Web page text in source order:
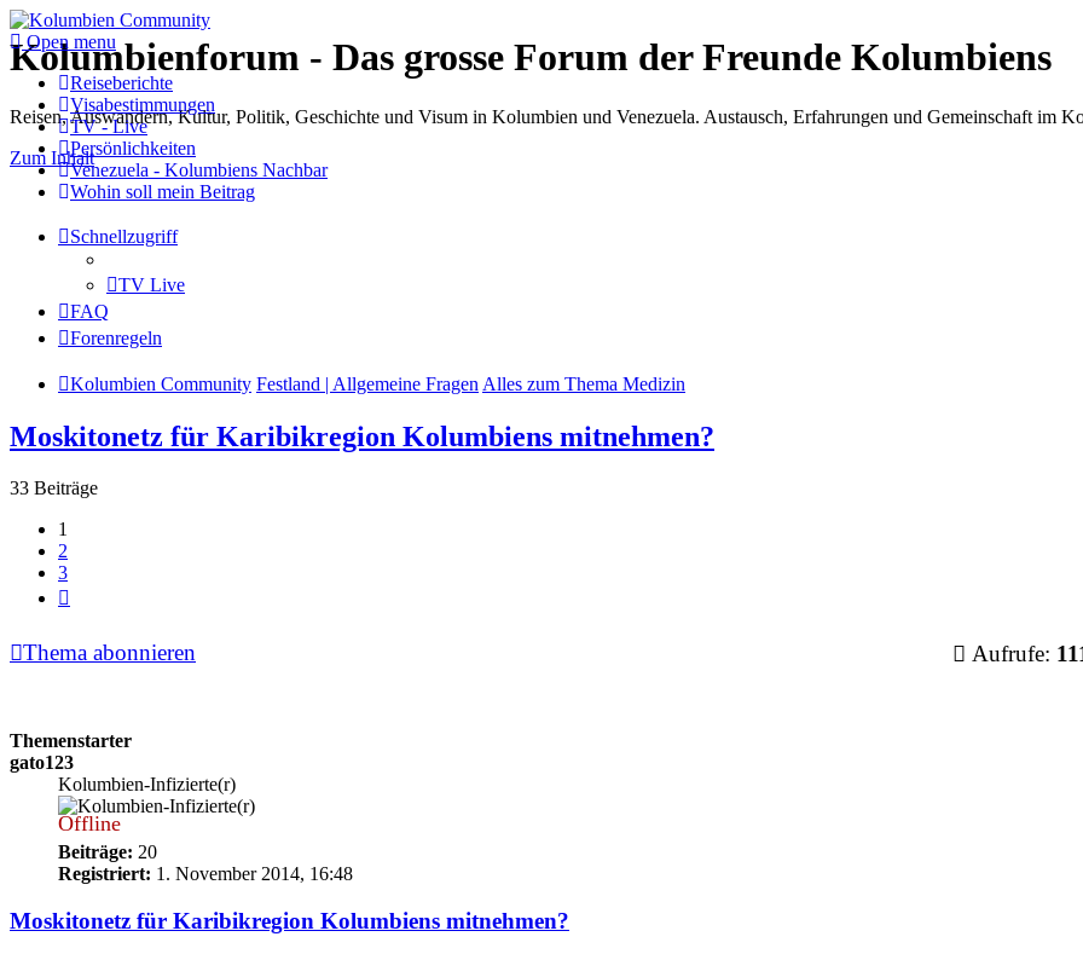
Kolumbienforum - Das grosse Forum der Freunde Kolumbiens
Reisen, Auswandern, Kultur, Politik, Geschichte und Visum in Kolumbien und Venezuela. Austausch, Erfahrungen und Gemeinschaft im
Zum Inhalt
Open menu
Reiseberichte
Visabestimmungen
TV - Live
Persönlichkeiten
Venezuela - Kolumbiens Nachbar
Wohin soll mein Beitrag
Schnellzugriff
TV Live
FAQ
Forenregeln
Kolumbien Community Festland | Allgemeine Fragen Alles zum Thema Medizin
Moskitonetz für Karibikregion Kolumbiens mitnehmen?
33 Beiträge
1
2
3
Thema abonnieren Aufrufe:
Themenstarter
gato123
Kolumbien-Infizierte(r)
Offline
Beiträge: 20
Registriert: 1. November 2014, 16:48
Moskitonetz für Karibikregion Kolumbiens mitnehmen?